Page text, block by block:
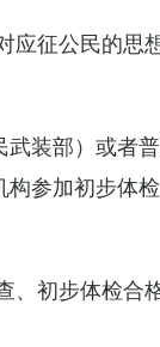
应征公民的思
装部）或者
参加初步体
、初步体检合